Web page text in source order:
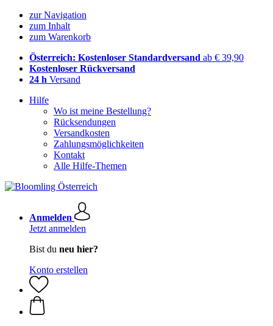
zur Navigation
zum Inhalt
zum Warenkorb
Österreich: Kostenloser Standardversand ab € 39,90
Kostenloser Rückversand
24 h Versand
Hilfe
Wo ist meine Bestellung?
Rücksendungen
Versandkosten
Zahlungsmöglichkeiten
Kontakt
Alle Hilfe-Themen
Anmelden
Jetzt anmelden
Bist du neu hier?
Konto erstellen